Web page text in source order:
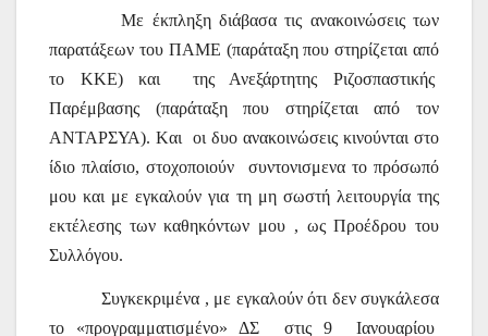
Με έκπληξη διάβασα τις ανακοινώσεις των
παρατάξεων του ΠΑΜΕ (παράταξη που στηρίζεται από
το ΚΚΕ) και
της Ανεξάρτητης Ριζοσπαστικής
Παρέμβασης (παράταξη που στηρίζεται από τον
ΑΝΤΑΡΣΥΑ). Kαι
οι δυο ανακοινώσεις κινούνται στο
ίδιο πλαίσιο, στοχοποιούν
συντονισμενα το πρόσωπό
μου και με εγκαλούν για τη μη σωστή λειτουργία της
εκτέλεσης των καθηκόντων μου , ως Προέδρου του
Συλλόγου.
Συγκεκριμένα , με εγκαλούν ότι δεν συγκάλεσα
το «προγραμματισμένο» ΔΣ στις 9
Ιανουαρίου